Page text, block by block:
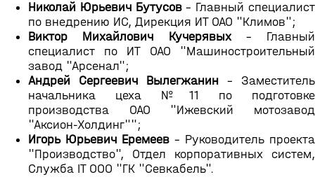
Николай Юрьевич Бутусов- Главный специалист
по внедрению ИС, Дирекция ИТ ОАО "Климов";
Виктор Михайлович Кучерявых- Главный
специалист по ИТ ОАО "Машиностроительный
завод "Арсенал";
Андрей Сергеевич Вылегжанин - Заместитель
начальника цеха №11 по подготовке
производства ОАО "Ижевский мотозавод
"Аксион-Холдинг"";
Игорь Юрьевич Еремеев - Руководитель проекта
"Производство", Отдел корпоративных систем,
Служба IT ООО "ГК "Севкабель".